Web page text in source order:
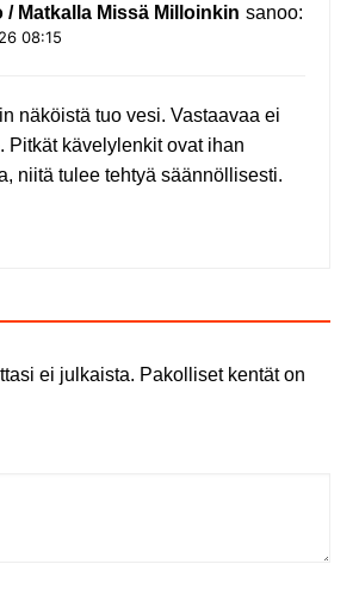
/ Matkalla Missä Milloinkin sanoo:
08:15
näköistä tuo vesi. Vastaavaa ei
Pitkät kävelylenkit ovat ihan
niitä tulee tehtyä säännöllisesti.
ei julkaista. Pakolliset kentät on